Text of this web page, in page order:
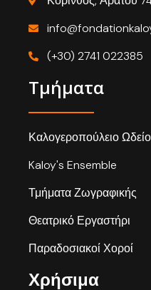
(+30) 2741 022385
Τμήματα
Καλογεροπούλειο Ωδείο
Kaloy's Ensemble
Τμήματα Ζωγραφικής
Θεατρικό Εργαστήρι
Παραδοσιακοί Χοροί
Χρήσιμα